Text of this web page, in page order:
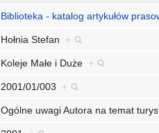
Biblioteka - katalog artykułów
Hołnia Stefan +
Koleje Małe i Duże +
2001/01/003 +
Ogólne uwagi Autora na temat